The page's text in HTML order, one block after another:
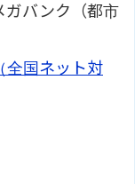
ガバンク（都市
全国ネット対